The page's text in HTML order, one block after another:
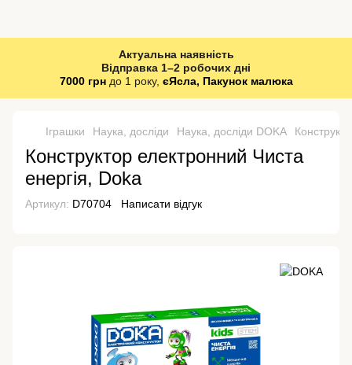
Актуальна наявність
Відправка 1–2 робочих дні
7000 грндо 1 року, єЯсла, Пакунок малюка
Іграшки Наука, досліди Наука, досліди DOKA
Конструктор електронний Чиста
енергія, Doka
Артикул: D70704 Написати відгук